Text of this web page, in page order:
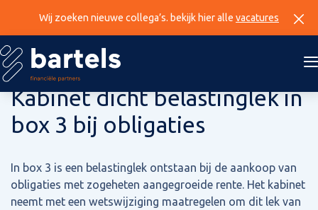
Wij zoeken nieuwe collega’s. bekijk hier alle vacatures
28 augustus 2025
Kabinet dicht belastinglek in
box 3 bij obligaties
In box 3 is een belastinglek ontstaan bij de aankoop van
obligaties met zogeheten aangegroeide rente. Het kabinet
neemt met een wetswijziging maatregelen om dit lek van